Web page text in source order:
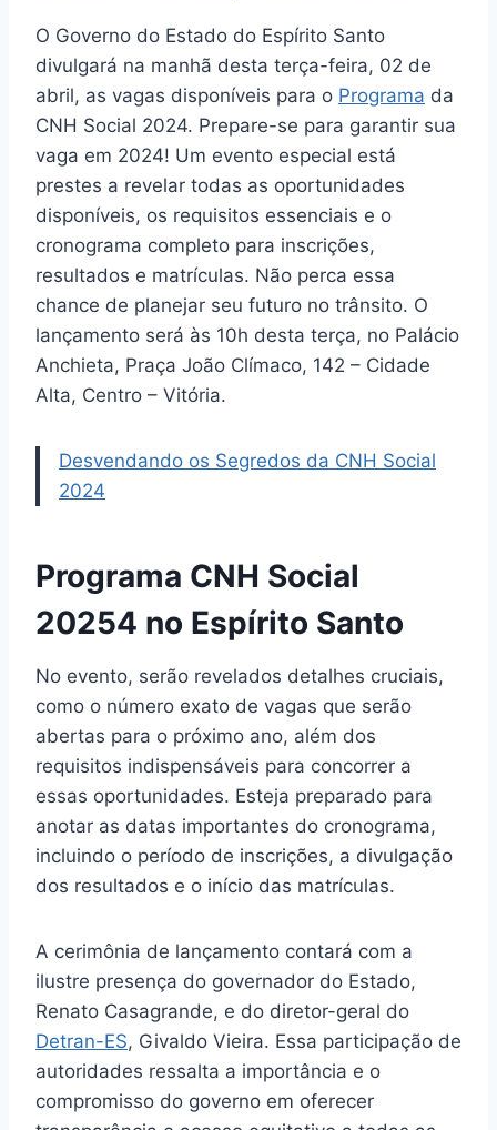
O Governo do Estado do Espírito Santo
divulgará na manhã desta terça-feira, 02 de
abril, as vagas disponíveis para o Programa da
CNH Social 2024. Prepare-se para garantir sua
vaga em 2024! Um evento especial está
prestes a revelar todas as oportunidades
disponíveis, os requisitos essenciais e o
cronograma completo para inscrições,
resultados e matrículas. Não perca essa
chance de planejar seu futuro no trânsito. O
lançamento será às 10h desta terça, no Palácio
Anchieta, Praça João Clímaco, 142 – Cidade
Alta, Centro – Vitória.
Desvendando os Segredos da CNH Social
2024
Programa CNH Social
20254 no Espírito Santo
No evento, serão revelados detalhes cruciais,
como o número exato de vagas que serão
abertas para o próximo ano, além dos
requisitos indispensáveis para concorrer a
essas oportunidades. Esteja preparado para
anotar as datas importantes do cronograma,
incluindo o período de inscrições, a divulgação
dos resultados e o início das matrículas.
A cerimônia de lançamento contará com a
ilustre presença do governador do Estado,
Renato Casagrande, e do diretor-geral do
Detran-ES, Givaldo Vieira. Essa participação de
autoridades ressalta a importância e o
compromisso do governo em oferecer